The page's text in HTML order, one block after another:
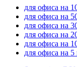
для офиса на
для офиса на
для офиса на
для офиса на
для офиса на
для офиса на